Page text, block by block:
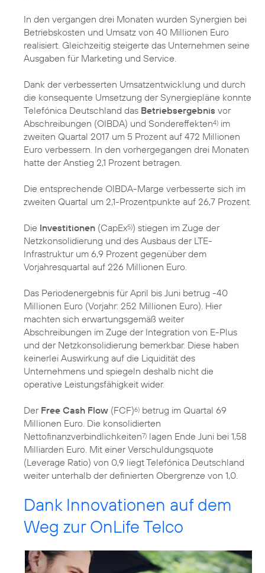
In den vergangen drei Monaten wurden Synergien bei
Betriebskosten und Umsatz von 40 Millionen Euro
realisiert. Gleichzeitig steigerte das Unternehmen seine
Ausgaben für Marketing und Service.
Dank der verbesserten Umsatzentwicklung und durch
die konsequente Umsetzung der Synergiepläne konnte
Telefónica Deutschland das Betriebsergebnis vor
Abschreibungen (OIBDA) und Sondereffekten4) im
zweiten Quartal 2017 um 5 Prozent auf 472 Millionen
Euro verbessern. In den vorhergegangen drei Monaten
hatte der Anstieg 2,1 Prozent betragen.
Die entsprechende OIBDA-Marge verbesserte sich im
zweiten Quartal um 2,1-Prozentpunkte auf 26,7 Prozent.
Die Investitionen (CapEx5)) stiegen im Zuge der
Netzkonsolidierung und des Ausbaus der LTE-
Infrastruktur um 6,9 Prozent gegenüber dem
Vorjahresquartal auf 226 Millionen Euro.
Das Periodenergebnis für April bis Juni betrug -40
Millionen Euro (Vorjahr: 252 Millionen Euro). Hier
machten sich erwartungsgemäß weiter
Abschreibungen im Zuge der Integration von E-Plus
und der Netzkonsolidierung bemerkbar. Diese haben
keinerlei Auswirkung auf die Liquidität des
Unternehmens und spiegeln deshalb nicht die
operative Leistungsfähigkeit wider.
Der Free Cash Flow (FCF)6) betrug im Quartal 69
Millionen Euro. Die konsolidierten
Nettofinanzverbindlichkeiten7) lagen Ende Juni bei 1,58
Milliarden Euro. Mit einer Verschuldungsquote
(Leverage Ratio) von 0,9 liegt Telefónica Deutschland
weiter unterhalb der definierten Obergrenze von 1,0.
Dank Innovationen auf dem
Weg zur OnLife Telco